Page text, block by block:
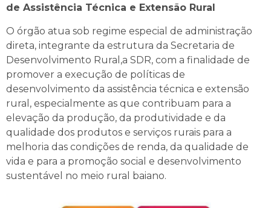
de Assistência Técnica e Extensão Rural
O órgão atua sob regime especial de administração
direta, integrante da estrutura da Secretaria de
Desenvolvimento Rural,a SDR, com a finalidade de
promover a execução de políticas de
desenvolvimento da assistência técnica e extensão
rural, especialmente as que contribuam para a
elevação da produção, da produtividade e da
qualidade dos produtos e serviços rurais para a
melhoria das condições de renda, da qualidade de
vida e para a promoção social e desenvolvimento
sustentável no meio rural baiano.